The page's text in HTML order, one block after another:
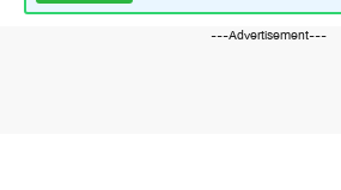
---Advertisement---